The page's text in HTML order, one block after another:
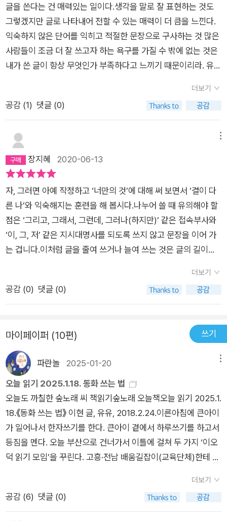
던 이유는 글이 나아지지 않았기 때문이다. 솔직하게 말하자면,
오히려 예전에 내가 썼던 글보다 지금의 글이 더 부족해 보였다.
내가 지금 담고 싶은 이야기가 글을 쓰면 뒤로 밀려났다. 그렇게
밀려난 이야기는 내 안에만 쌓였고 중요한 것이 빠진 글은 나에겐
공허해 보였다.​내 안에 갇힌 채로 '나만의 것'만 재확인하는 데 그
치는 것이 글쓰기의 목적이라면 굳이 머리를 쥐어뜯어 가며 글을
쓸 이유가 있을까요? 글쓰기를 통해 어제의 나와 다른 오늘의 나
른바 '가성비'는 물론 '가심비'도 엉망인 작업일 겁니다. _ <내겐
너무나 낯선 나를 만나다> 중에..​내가 쓴 모든 글이 공허한 건 아
니다. 내 감정에 충실한 글, 가령 편지를 쓸 때면 '나만의 것'을 오
직 너에게만 맞추면 되기에. 글쓰기가 힘들지 않다. 오히려 금방
도톰해진 편지봉투를 씨익 웃으며 보는 여유까지 부린다. 하지만
다른 목적이 더해지는 순간, 머리를 쥐어뜯을 수밖에 없다.​내가
쓴 글이 마음에 차지 않고, 수시로 글쓰기가 어렵고 힘들지만 계
속 쓰고 있다. 조금이라도 더 내 마음에 드는 글을 위해 '심혈을 기
울여서' 쓴다. 이렇게 쓰면, 지금은 아니라도 언젠가 설명하지 못
기 때문이다.​《열 문장 쓰는 법》은 글쓰기가 어려운 내 고민을 나
보다 더 정확하게 짚어낸 책이다. 해결 방법도 함께 고민해 주었
다. 어렵지만 포기하지 않는 나에게 '행운을 빕니다!'라는 시니컬
한 응원까지. 아무래도, '나만의 생각과 감정'을 '모두의 언어'로
오롯이 번역하기 위한 일, 멈추지 말아야겠다.
글을 쓴다는 건 매력있는 일이다.생각을 말로 잘 표현하는 것도
그렇겠지만 글로 나타내어 전할 수 있는 매력이 더 큼을 느낀다.
익숙하지 않은 단어를 익히고 적절한 문장으로 구사하는 것 많은
사람들이 조금 더 잘 쓰고자 하는 욕구를 가질 수 밖에 없는 것은
내가 쓴 글이 항상 무엇인가 부족하다고 느끼기 때문이리라. 유명
금씩 발전하려고 노력하는 것일테고.'열 문장 쓰는 법'의 이 책도
글을 써 보고 싶은 데 어떻게 시작할까 고민하는 독자의 손을 붙
잡는 책이다.'열 문장. 그 정도는 어떻게 쓰겠지.' 하는 생각으로
잡을 수 있었지만 단순히 열 개의 문장을 넘어 열거된 문장 또는
한 편의 글을 이루는 여러 개의 문장을 말한다는 저자의 글에서
이거 왠지 쉽지만은 않겠구나 생각든다.저자는 책을 통해 먼저,
연스러운 것이 아니라고 이야기하면서 '나만의 것'이 아닌 '너만
의 것' 즉, 글 속의 화자를 바꾸어 써 보기를 권한다.여러 문장으로
나누어 쓰기, 정해진 분량에 맞추어 쓰기 등 글쓰기 연습이 될 수
있는 방법들을 제시하고 책을 읽으면서 혹은 책을 읽은 후에라도
따라 해 보기를 권하고 있다. '열 문장 쓰는 법'은 작은 책이다. 총
155쪽의 많지 않은 쪽수를 갖고 있다. 그러나 찬찬히 책에서 이
야기하는 대로 따라 써 보고 반복하고 확인해간다면 글쓰기의 실
더보기
공감 (1) 댓글 (0)
장지혜 2020-06-13
자, 그러면 아예 작정하고 ‘너만의 것’에 대해 써 보면서 ‘결이 다
른 나’와 익숙해지는 훈련을 해 봅시다.나누어 쓸 때 유의해야 할
점은 ‘그리고, 그래서, 그런데, 그러나(하지만)’ 같은 접속부사와
‘이, 그, 저’ 같은 지시대명사를 되도록 쓰지 않고 문장을 이어 가
는 겁니다.이처럼 글을 줄여 쓰거나 늘여 쓰는 것은 글의 길이와
더보기
공감 (0) 댓글 (0)
마이페이퍼 (10편) 쓰기
파란놀 2025-01-20
오늘 읽기 2025.1.18. 동화 쓰는 법
오늘도 까칠한 숲노래 씨 책읽기숲노래 오늘책오늘 읽기 2025.1.
18.《동화 쓰는 법》 이현 글, 유유, 2018.2.24.이른아침에 큰아이
가 일어나서 한자쓰기를 한다. 큰아이 곁에서 하루쓰기를 하고서
등짐을 멘다. 오늘 부산으로 건너가서 이틀에 걸쳐 두 가지 ‘이오
덕 읽기 모임’을 꾸린다. 고흥·전남 배움길잡이(교육단체)한테 이
여쭈었다. 이곳 분들이 모임을 할는지 안 할는지 기다려 본다. 논
두렁을 걸어 옆마을에 닿고, 시골버스로 읍내에 닿는다. 아직 한
더보기
공감 (6) 댓글 (0)